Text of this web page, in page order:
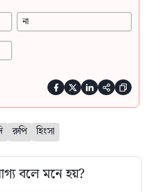
না
    
রুপি হিংসা
বলে মনে হয়?